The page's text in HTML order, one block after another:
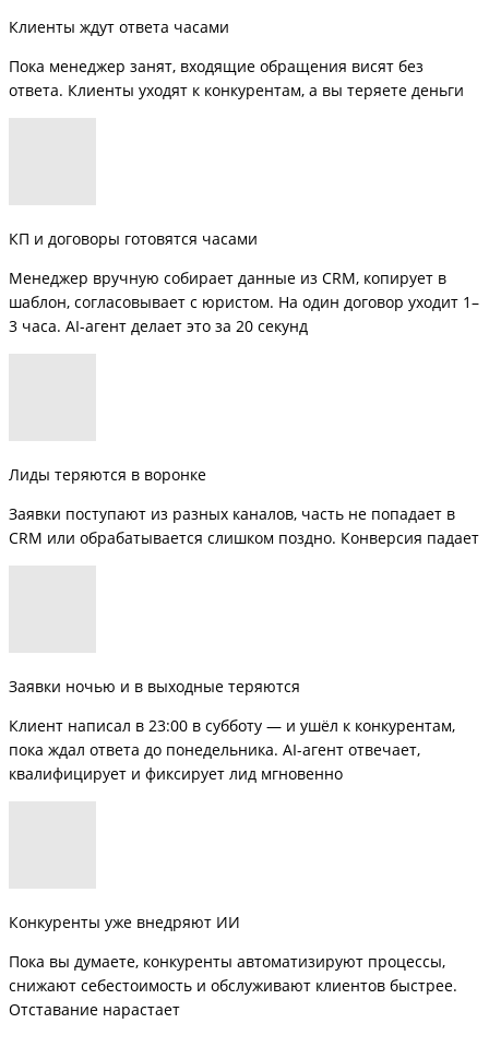
Клиенты ждут ответа часами
Пока менеджер занят, входящие обращения висят без
ответа. Клиенты уходят к конкурентам, а вы теряете деньги
КП и договоры готовятся часами
Менеджер вручную собирает данные из CRM, копирует в
шаблон, согласовывает с юристом. На один договор уходит 1–
3 часа. AI-агент делает это за 20 секунд
Лиды теряются в воронке
Заявки поступают из разных каналов, часть не попадает в
CRM или обрабатывается слишком поздно. Конверсия падает
Заявки ночью и в выходные теряются
Клиент написал в 23:00 в субботу — и ушёл к конкурентам,
пока ждал ответа до понедельника. AI-агент отвечает,
квалифицирует и фиксирует лид мгновенно
Конкуренты уже внедряют ИИ
Пока вы думаете, конкуренты автоматизируют процессы,
снижают себестоимость и обслуживают клиентов быстрее.
Отставание нарастает